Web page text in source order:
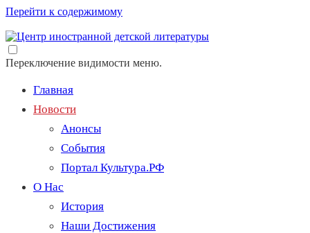
Перейти к содержимому
Переключение видимости меню.
Главная
Новости
Анонсы
События
Портал Культура.РФ
О Нас
История
Наши Достижения